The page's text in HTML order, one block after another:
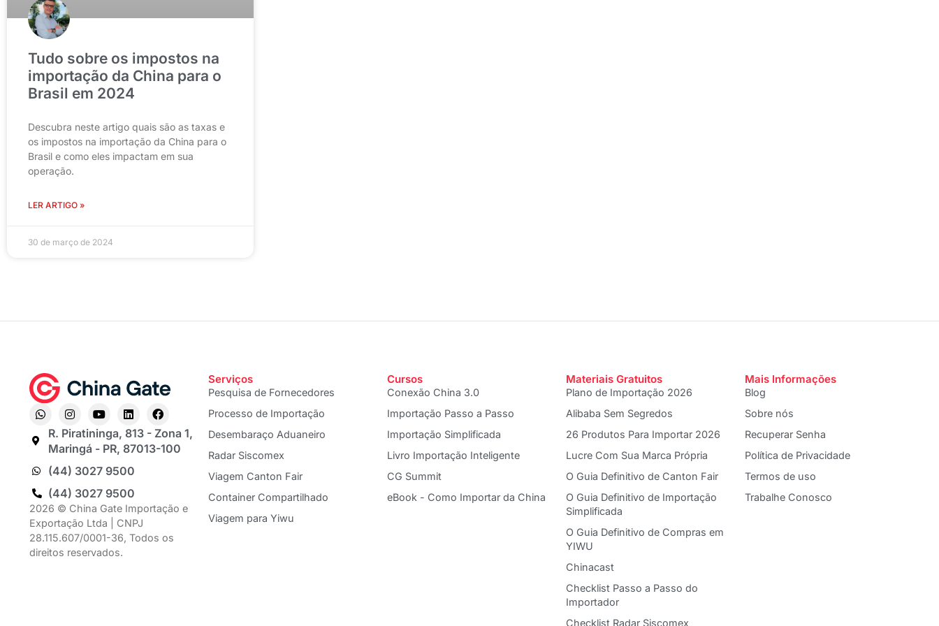
Tudo sobre os impostos na
importação da China para o
Brasil em 2024
Descubra neste artigo quais são as taxas e
os impostos na importação da China para o
Brasil e como eles impactam em sua
operação.
LER ARTIGO »
30 de março de 2024
R. Piratininga, 813 - Zona 1,
Maringá - PR, 87013-100
(44) 3027 9500
(44) 3027 9500
2026 © China Gate Importação e
Exportação Ltda | CNPJ
28.115.607/0001-36, Todos os
direitos reservados.
Serviços
Pesquisa de Fornecedores
Processo de Importação
Desembaraço Aduaneiro
Radar Siscomex
Viagem Canton Fair
Container Compartilhado
Viagem para Yiwu
Cursos
Conexão China 3.0
Importação Passo a Passo
Importação Simplificada
Livro Importação Inteligente
CG Summit
eBook - Como Importar da China
Materiais Gratuitos
Plano de Importação 2026
Alibaba Sem Segredos
26 Produtos Para Importar 2026
Lucre Com Sua Marca Própria
O Guia Definitivo de Canton Fair
O Guia Definitivo de Importação
Simplificada
O Guia Definitivo de Compras em
YIWU
Chinacast
Checklist Passo a Passo do
Importador
Checklist Radar Siscomex
Mais Informações
Blog
Sobre nós
Recuperar Senha
Política de Privacidade
Termos de uso
Trabalhe Conosco